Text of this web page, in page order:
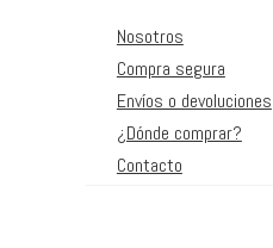
Nosotros
Compra segura
Envíos o devoluciones
¿Dónde comprar?
Contacto